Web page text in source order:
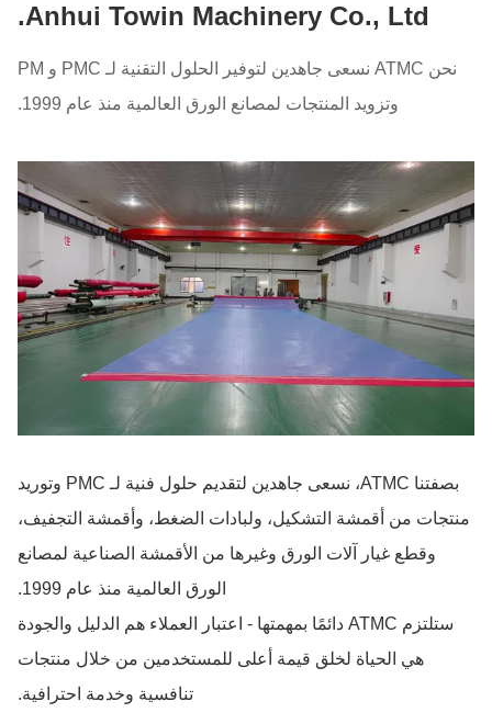
Anhui Towin Machinery Co., Ltd.
نحن ATMC نسعى جاهدين لتوفير الحلول التقنية لـ PMC و PM
وتزويد المنتجات لمصانع الورق العالمية منذ عام 1999.
بصفتنا ATMC، نسعى جاهدين لتقديم حلول فنية لـ PMC وتوريد
منتجات من أقمشة التشكيل، ولبادات الضغط، وأقمشة التجفيف،
وقطع غيار آلات الورق وغيرها من الأقمشة الصناعية لمصانع
الورق العالمية منذ عام 1999.
ستلتزم ATMC دائمًا بمهمتها - اعتبار العملاء هم الدليل والجودة
هي الحياة لخلق قيمة أعلى للمستخدمين من خلال منتجات
تنافسية وخدمة احترافية.